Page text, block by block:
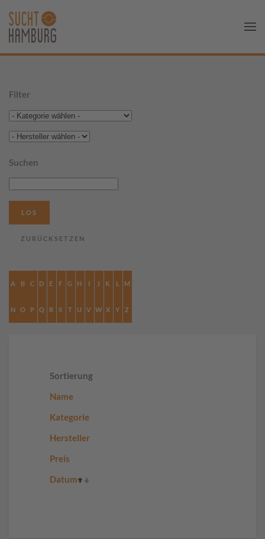
Filter
Suchen
A B C D E F G H I J K L M
N O P Q R S T U V W X Y Z
Sortierung
Name
Kategorie
Hersteller
Preis
Datum